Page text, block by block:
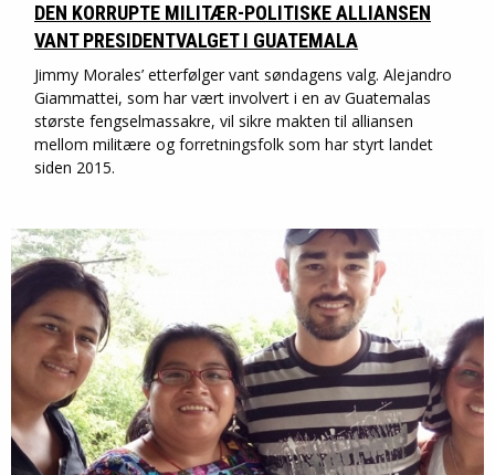
DEN KORRUPTE MILITÆR-POLITISKE ALLIANSEN
VANT PRESIDENTVALGET I GUATEMALA
Jimmy Morales’ etterfølger vant søndagens valg. Alejandro
Giammattei, som har vært involvert i en av Guatemalas
største fengselmassakre, vil sikre makten til alliansen
mellom militære og forretningsfolk som har styrt landet
siden 2015.